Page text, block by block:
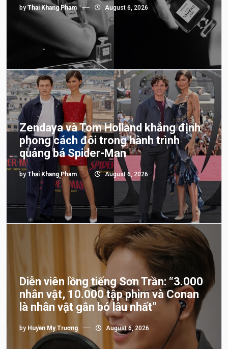
byThai Khang Pham August 6, 2026
Zendaya và Tom Holland khẳng định
phong cách đôi trong hành trình
quảng bá Spider-Man
by Thai Khang Pham August 6, 2026
Diễn viên lồng tiếng Sơn Trần: “3.000
nhân vật, 10.000 tập phim và Conan
là nhân vật gắn bó lâu nhất”
by Huyền My Trương August 6, 2026